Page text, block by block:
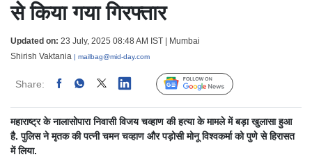
से किया गया गिरफ्तार
Updated on: 23 July, 2025 08:48 AM IST | Mumbai
Shirish Vaktania | mailbag@mid-day.com
Share: Linked Follow Us
महाराष्ट्र के नालासोपारा निवासी विजय चव्हाण की हत्या के मामले में बड़ा खुलासा हुआ
है. पुलिस ने मृतक की पत्नी चमन चव्हाण और पड़ोसी मोनू विश्वकर्मा को पुणे से हिरासत
में लिया.